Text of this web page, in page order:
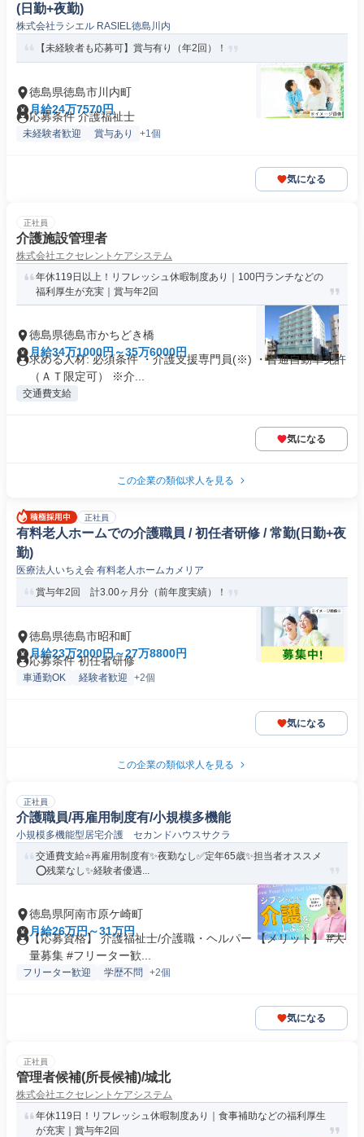
(日勤+夜勤)
株式会社ラシエル RASIEL徳島川内
【未経験者も応募可】賞与有り（年2回）！
徳島県徳島市川内町
月給24万7570円
応募条件 介護福祉士
未経験者歓迎 賞与あり +1個
気になる
正社員
介護施設管理者
株式会社エクセレントケアシステム
年休119日以上！リフレッシュ休暇制度あり｜100円ランチなどの
福利厚生が充実｜賞与年2回
徳島県徳島市かちどき橋
月給34万1000円～35万6000円
求める人材: 必須条件 ・介護支援専門員(※) ・普通自動車免許
（ＡＴ限定可） ※介...
交通費支給
気になる
この企業の類似求人を見る
正社員
有料老人ホームでの介護職員 / 初任者研修 / 常勤(日勤+夜
勤)
医療法人いちえ会 有料老人ホームカメリア
賞与年2回 計3.00ヶ月分（前年度実績）！
徳島県徳島市昭和町
月給23万2000円～27万8800円
応募条件 初任者研修
車通勤OK 経験者歓迎 +2個
気になる
この企業の類似求人を見る
正社員
介護職員/再雇用制度有/小規模多機能
小規模多機能型居宅介護 セカンドハウスサクラ
交通費支給⭐️再雇用制度有✨夜勤なし✅️定年65歳✨担当者オススメ
⭕️残業なし✨経験者優遇...
徳島県阿南市原ケ崎町
月給26万円～31万円
【応募資格】 介護福祉士/介護職・ヘルパー 【メリット】 #大
量募集 #フリーター歓...
フリーター歓迎 学歴不問 +2個
気になる
正社員
管理者候補(所長候補)/城北
株式会社エクセレントケアシステム
年休119日！リフレッシュ休暇制度あり｜食事補助などの福利厚生
が充実｜賞与年2回